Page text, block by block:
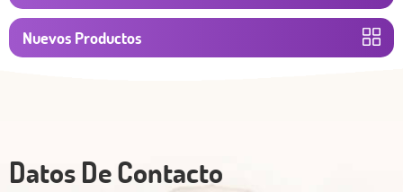
Nuevos Productos
Datos De Contacto